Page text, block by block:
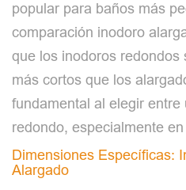
popular para baños más
comparación inodoro
que los inodoros redondos
más cortos que los
fundamental al elegir
redondo, especialmente
Dimensiones Específicas:
Alargado